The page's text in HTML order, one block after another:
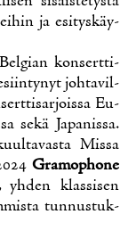
ja esi­tys­käy­
kon­sert­ti­
joh­ta­vil­
Eu­
se­kä Ja­pa­nis­sa.
Mis­sa
Gra­mop­ho­ne
klas­si­sen
tun­nus­tuk­